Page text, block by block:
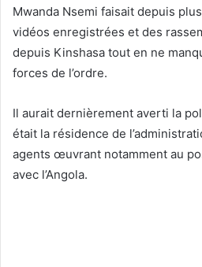
Mwanda Nsemi faisait depuis
vidéos enregistrées et des
depuis Kinshasa tout en ne
forces de l’ordre.
Il aurait dernièrement averti la
était la résidence de
agents œuvrant notamment au
avec l’Angola.